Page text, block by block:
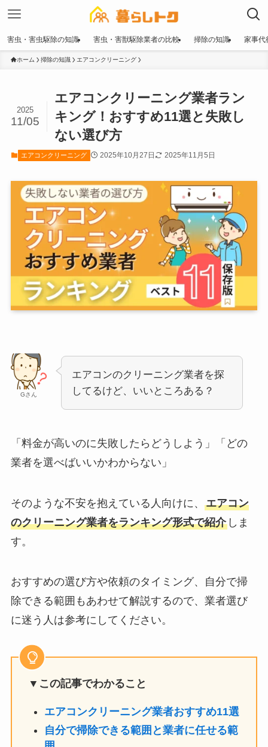
害虫・害虫駆除の知識 害虫・害獣駆除業者の比較 掃除の知識 家事代
ホーム 掃除の知識 エアコンクリーニング
エアコンクリーニング業者ラン
キング！おすすめ11選と失敗し
ない選び方
2025
11/05
エアコンクリーニング 2025年10月27日 2025年11月5日
Gさん
エアコンのクリーニング業者を探
してるけど、いいところある？
「料金が高いのに失敗したらどうしよう」「どの
業者を選べばいいかわからない」
そのような不安を抱えている人向けに、 エアコン
のクリーニング業者をランキング形式で紹介しま
す。
おすすめの選び方や依頼のタイミング、自分で掃
除できる範囲もあわせて解説するので、業者選び
に迷う人は参考にしてください。
▼この記事でわかること
エアコンクリーニング業者おすすめ11選
自分で掃除できる範囲と業者に任せる範